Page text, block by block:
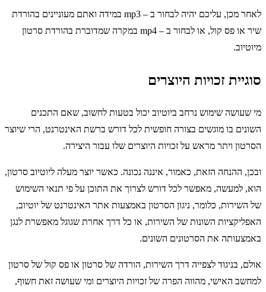
לאחר מכן, עליכם יהיה לבחור ב – mp3 במידה ואתם מעוניינים בהורדת
שיר או פס קול, או לבחור ב – mp4 במקרה שמדוברת בהורדת סרטון
מיוטיוב.
סוגיית זכויות היוצרים
מי שעושה שימוש נרחב ביוטיוב יכול בטעות לחשוב, שאם התכנים
השונים בו מוגשים בצורה חופשית לכל דורש ברשת האינטרנט, הרי שיוצר
הסרטון ויתר מראש על זכויות היוצרים שלו עבור היצירה.
ובכן, ההנחה הזאת, כאמור, איננה נכונה. כאשר יוצר מעלה ליוטיוב סרטון,
הוא, למעשה, מאפשר לכל דורש לצרוך את התוכן על פי תנאי השימוש
של השירות, כלומר, ניגון הסרטון באמצעות אתר האינטרנט של יוטיוב,
האפליקציות השונות של השירות, או כל דרך אחרת שגוגל מאפשרת לנגן
באמצעותה את הסרטונים השונים.
אולם, בניגוד לצפייה דרך השירות, הורדה של סרטון או פס קול של סרטון
למחשב האישי, מהווה הפרה של זכויות היוצרים ומי שעושה זאת חשוף,